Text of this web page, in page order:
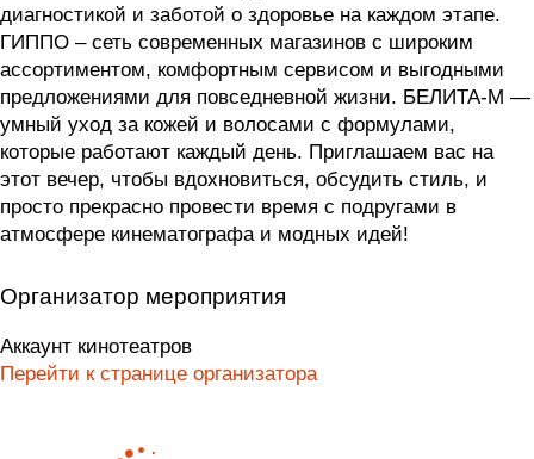
диагностикой и заботой о здоровье на каждом этапе.
ГИППО – сеть современных магазинов с широким
ассортиментом, комфортным сервисом и выгодными
предложениями для повседневной жизни. БЕЛИТА-М —
умный уход за кожей и волосами с формулами,
которые работают каждый день. Приглашаем вас на
этот вечер, чтобы вдохновиться, обсудить стиль, и
просто прекрасно провести время с подругами в
атмосфере кинематографа и модных идей!
Организатор мероприятия
Аккаунт кинотеатров
Перейти к странице организатора